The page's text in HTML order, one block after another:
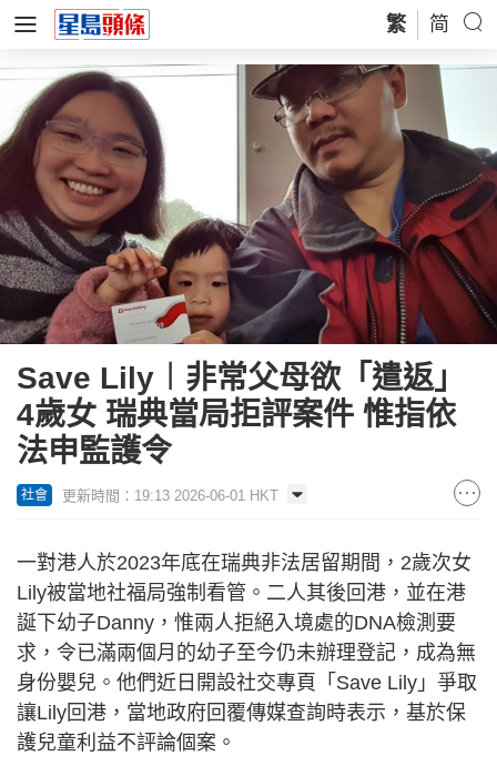
繁 简
Save Lily︱非常父母欲「遣返」
4歲女 瑞典當局拒評案件 惟指依
法申監護令
社會 更新時間：19:13 2026-06-01 HKT
一對港人於2023年底在瑞典非法居留期間，2歲次女
Lily被當地社福局強制看管。二人其後回港，並在港
誕下幼子Danny，惟兩人拒絕入境處的DNA檢測要
求，令已滿兩個月的幼子至今仍未辦理登記，成為無
身份嬰兒。他們近日開設社交專頁「Save Lily」爭取
讓Lily回港，當地政府回覆傳媒查詢時表示，基於保
護兒童利益不評論個案。